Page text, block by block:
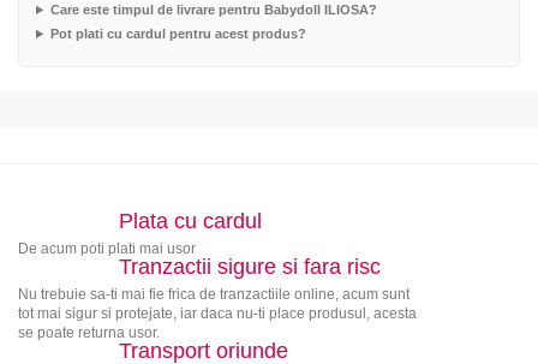
Care este timpul de livrare pentru Babydoll ILIOSA?
Pot plati cu cardul pentru acest produs?
Plata cu cardul
De acum poti plati mai usor
Tranzactii sigure si fara risc
Nu trebuie sa-ti mai fie frica de tranzactiile online, acum sunt
tot mai sigur si protejate, iar daca nu-ti place produsul, acesta
se poate returna usor.
Transport oriunde